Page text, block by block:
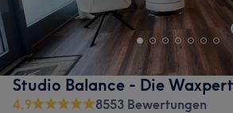
Studio Balance - Die
4,9
8553 Bewertungen